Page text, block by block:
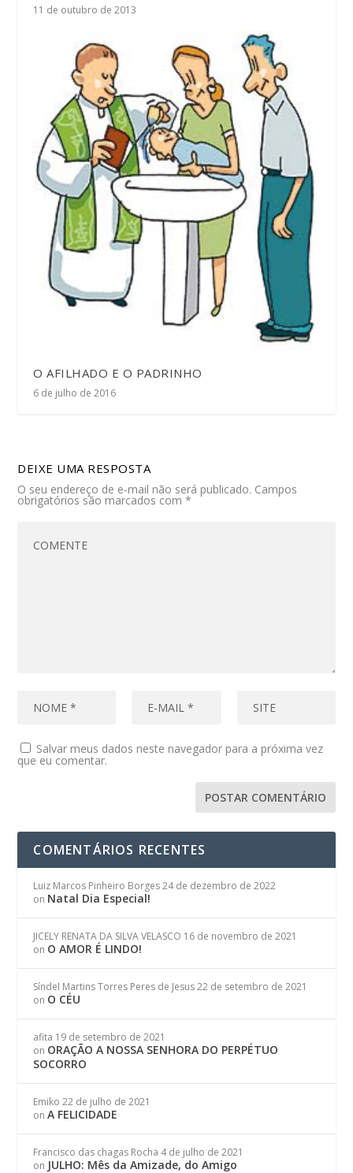
11 de outubro de 2013
O AFILHADO E O PADRINHO
6 de julho de 2016
DEIXE UMA RESPOSTA
O seu endereço de e-mail não será publicado. Campos
obrigatórios são marcados com*
Salvar meus dados neste navegador para a próxima vez
que eu comentar.
COMENTÁRIOS RECENTES
Luiz Marcos Pinheiro Borges 24 de dezembro de 2022
on Natal Dia Especial!
JICELY RENATA DA SILVA VELASCO 16 de novembro de 2021
on O AMOR É LINDO!
Síndel Martins Torres Peres de Jesus 22 de setembro de 2021
on O CÉU
afita 19 de setembro de 2021
on ORAÇÃO A NOSSA SENHORA DO PERPÉTUO
SOCORRO
Emiko 22 de julho de 2021
onA FELICIDADE
Francisco das chagas Rocha 4 de julho de 2021
on JULHO: Mês da Amizade, do Amigo